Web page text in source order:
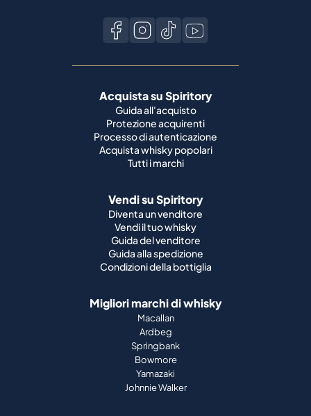
Acquista su Spiritory
Guida all'acquisto
Protezione acquirenti
Processo di autenticazione
Acquista whisky popolari
Tutti i marchi
Vendi su Spiritory
Diventa un venditore
Vendi il tuo whisky
Guida del venditore
Guida alla spedizione
Condizioni della bottiglia
Migliori marchi di whisky
Macallan
Ardbeg
Springbank
Bowmore
Yamazaki
Johnnie Walker